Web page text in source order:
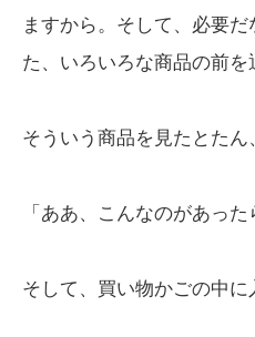
ますから。そして、必要
た、いろいろな商品の前を
そういう商品を見たとたん
「ああ、こんなのがあった
そして、買い物かごの中に